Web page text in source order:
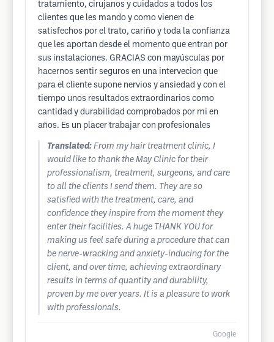
tratamiento, cirujanos y cuidados a todos los
clientes que les mando y como vienen de
satisfechos por el trato, cariño y toda la confianza
que les aportan desde el momento que entran por
sus instalaciones. GRACIAS con mayúsculas por
hacernos sentir seguros en una intervecion que
para el cliente supone nervios y ansiedad y con el
tiempo unos resultados extraordinarios como
cantidad y durabilidad comprobados por mi en
años. Es un placer trabajar con profesionales
Translated: From my hair treatment clinic, I
would like to thank the May Clinic for their
professionalism, treatment, surgeons, and care
to all the clients I send them. They are so
satisfied with the treatment, care, and
confidence they inspire from the moment they
enter their facilities. A huge THANK YOU for
making us feel safe during a procedure that can
be nerve-wracking and anxiety-inducing for the
client, and over time, achieving extraordinary
results in terms of quantity and durability,
proven by me over years. It is a pleasure to work
with professionals.
Google